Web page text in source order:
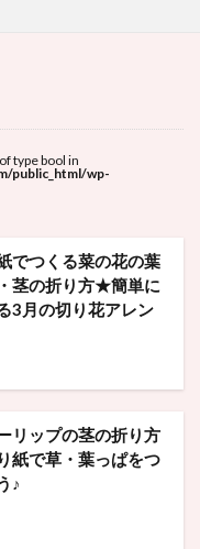
type bool in
public_html/wp-
でつくる菜の花の葉
茎の折り方★簡単に
3月の切り花アレン
リップの茎の折り方
紙で草・葉っぱをつ
♪